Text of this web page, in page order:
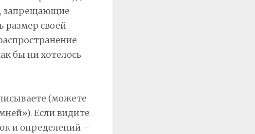
запрещающие
размер своей
бы ни хотелось
(можете
Если видите
и определений –